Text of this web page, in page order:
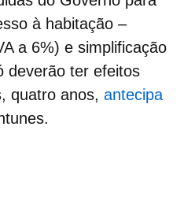
à habitação –
a 6%) e simplificação
deverão ter efeitos
quatro anos, antecipa